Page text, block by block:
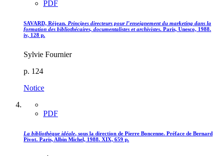
PDF
SAVARD, Réjean. Principes directeurs pour l’enseignement du marketing dans la
formation des bibliothécaires, documentalistes et archivistes. Paris, Unesco, 1988.
iv, 128 p.
Sylvie Fournier
p. 124
Notice
PDF
La bibliothèque idéale, sous la direction de Pierre Boncenne. Préface de Bernard
Pivot. Paris, Albin Michel, 1988. XIX, 659 p.